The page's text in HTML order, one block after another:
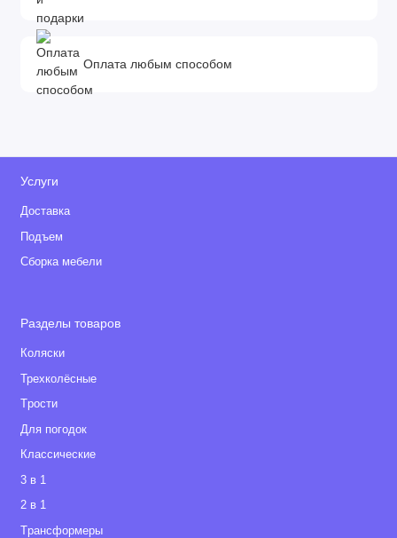
Оплата любым способом
Услуги
Доставка
Подъем
Сборка мебели
Разделы товаров
Коляски
Трехколёсные
Tрости
Для погодок
Классические
3 в 1
2 в 1
Tрансформеры